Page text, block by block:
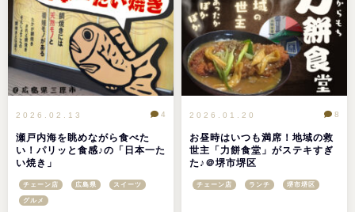
2026.02.13
瀬戸内海を眺めながら食べた
い！パリッと食感♪の「日本一た
い焼き」
4
チェーン店 広島県 スイーツ
グルメ
2026.01.20
お昼時はいつも満席！地域の救
世主「力餅食堂」がステキすぎ
た♪＠堺市堺区
8
チェーン店 ランチ 堺市堺区